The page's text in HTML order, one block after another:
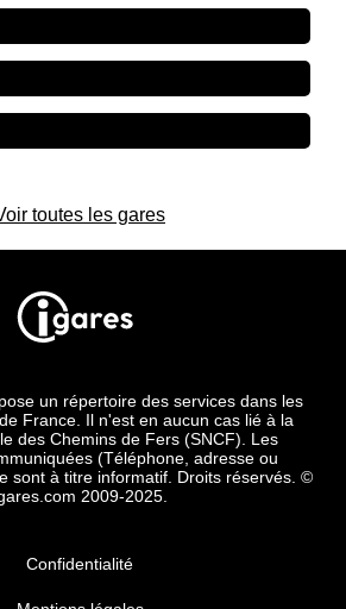
toutes les gares
un répertoire des services dans les
France. Il n'est en aucun cas lié à la
des Chemins de Fers (SNCF). Les
(Téléphone, adresse ou
sont à titre informatif. Droits réservés. ©
2009-2025.
Confidentialité